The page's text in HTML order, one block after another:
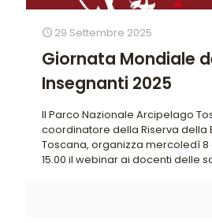
29 Settembre 2025
Giornata Mondiale
Insegnanti 2025
Il Parco Nazionale Arcipelago
coordinatore della Riserva della
Toscana, organizza mercoledì
15.00 il webinar ai docenti delle